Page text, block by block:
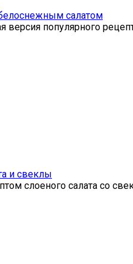
салатом
версия популярного
и свеклы
слоеного салата со